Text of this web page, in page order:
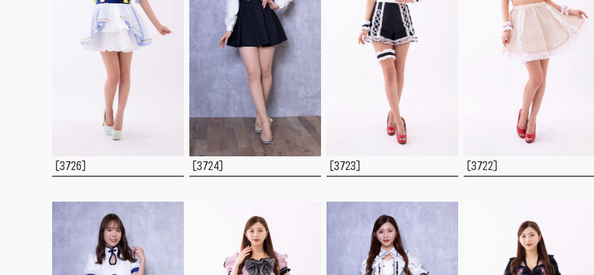
[3726] [3724] [3723] [3722]